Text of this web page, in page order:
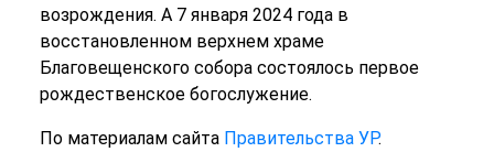
возрождения. А 7 января 2024 года в
восстановленном верхнем храме
Благовещенского собора состоялось первое
рождественское богослужение.
По материалам сайта Правительства УР.